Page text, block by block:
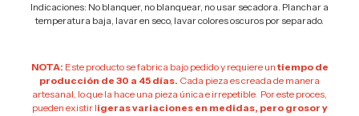
Indicaciones: No blanquer, no blanquear, no usar secadora. Planchar a
temperatura baja, lavar en seco, lavar colores oscuros por separado.
NOTA: Este producto se fabrica bajo pedido y requiere untiempo de
producción de 30 a 45 días. Cada pieza es creada de manera
artesanal, lo que la hace una pieza única e irrepetible. Por este proces,
pueden existir ligeras variaciones en medidas, pero grosor y